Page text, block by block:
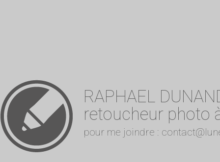
RAPHAEL
retoucheur photo
pour me joindre :